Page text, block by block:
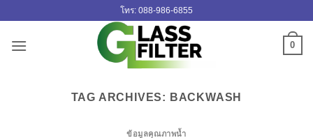
โทร: 088-986-6855
0
TAG ARCHIVES: BACKWASH
ข้อมูลคุณภาพน้ำ